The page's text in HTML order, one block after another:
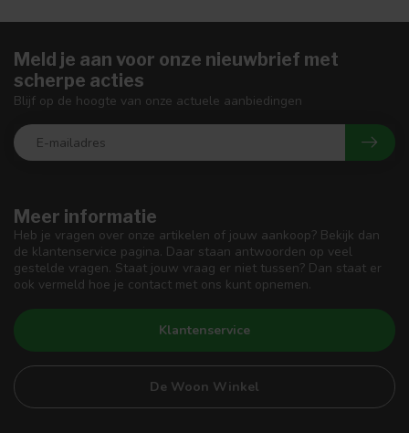
Meer informatie
Heb je vragen over onze artikelen of jouw aankoop? Bekijk dan
de klantenservice pagina. Daar staan antwoorden op veel
gestelde vragen. Staat jouw vraag er niet tussen? Dan staat er
ook vermeld hoe je contact met ons kunt opnemen.
Klantenservice
De Woon Winkel
Meld je aan voor onze nieuwbrief met
scherpe acties
Blijf op de hoogte van onze actuele aanbiedingen